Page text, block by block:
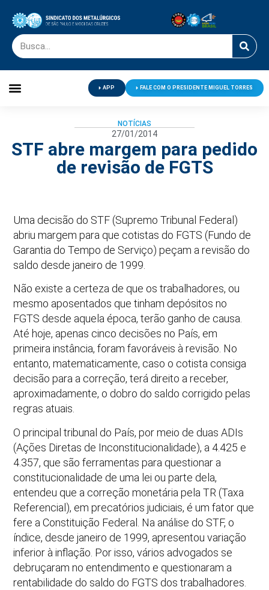
APP FALE COM O PRESIDENTE MIGUEL TORRES
NOTÍCIAS
27/01/2014
STF abre margem para pedido
de revisão de FGTS
Uma decisão do STF (Supremo Tribunal Federal)
abriu margem para que cotistas do FGTS (Fundo de
Garantia do Tempo de Serviço) peçam a revisão do
saldo desde janeiro de 1999.
Não existe a certeza de que os trabalhadores, ou
mesmo aposentados que tinham depósitos no
FGTS desde aquela época, terão ganho de causa.
Até hoje, apenas cinco decisões no País, em
primeira instância, foram favoráveis à revisão. No
entanto, matematicamente, caso o cotista consiga
decisão para a correção, terá direito a receber,
aproximadamente, o dobro do saldo corrigido pelas
regras atuais.
O principal tribunal do País, por meio de duas ADIs
(Ações Diretas de Inconstitucionalidade), a 4.425 e
4.357, que são ferramentas para questionar a
constitucionalidade de uma lei ou parte dela,
entendeu que a correção monetária pela TR (Taxa
Referencial), em precatórios judiciais, é um fator que
fere a Constituição Federal. Na análise do STF, o
índice, desde janeiro de 1999, apresentou variação
inferior à inflação. Por isso, vários advogados se
debruçaram no entendimento e questionaram a
rentabilidade do saldo do FGTS dos trabalhadores.